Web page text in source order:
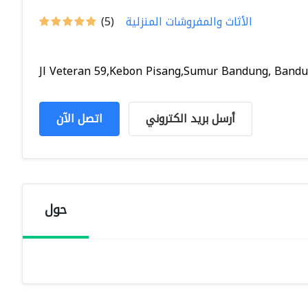
(5) الأثاث والمفروشات المنزلية
Jl Veteran 59,Kebon Pisang,Sumur Bandung,
اتصل الآن أرسل بريد الكتروني
حول